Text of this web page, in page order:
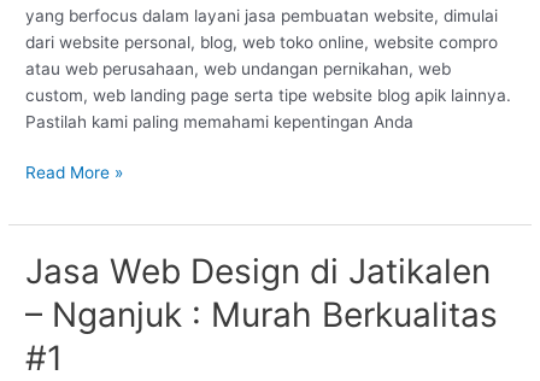
yang berfocus dalam layani jasa pembuatan website, dimulai
dari website personal, blog, web toko online, website compro
atau web perusahaan, web undangan pernikahan, web
custom, web landing page serta tipe website blog apik lainnya.
Pastilah kami paling memahami kepentingan Anda
Read More »
Jasa Web Design di Jatikalen
– Nganjuk : Murah Berkualitas
#1
Jasa
Web
Design
di
Jatikalen